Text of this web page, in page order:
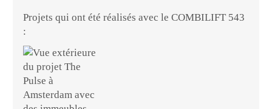
Projets qui ont été réalisés avec le COMBILIFT 543
: